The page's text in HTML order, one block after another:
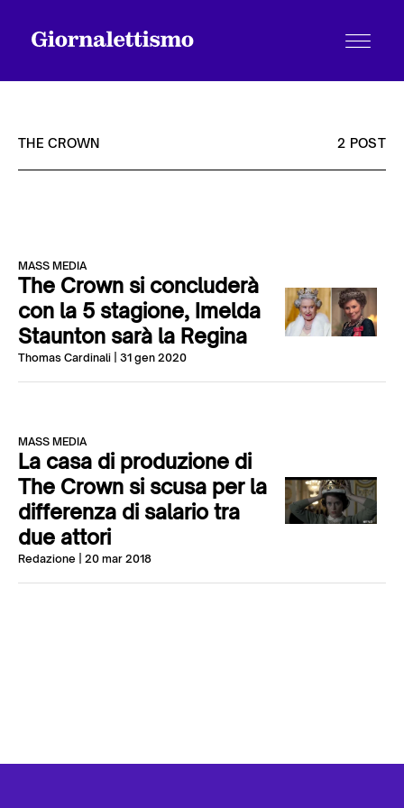
Chi siamo
Contatti
THE CROWN 2 POST
MASS MEDIA
The Crown si concluderà
con la 5 stagione, Imelda
Staunton sarà la Regina
Thomas Cardinali | 31 gen 2020
MASS MEDIA
La casa di produzione di
The Crown si scusa per la
differenza di salario tra
due attori
Redazione | 20 mar 2018